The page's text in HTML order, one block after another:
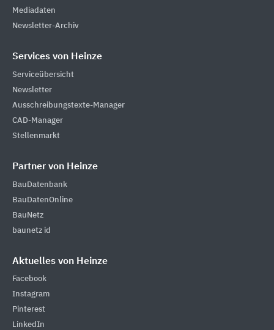
Mediadaten
Newsletter-Archiv
Services von Heinze
Serviceübersicht
Newsletter
Ausschreibungstexte-Manager
CAD-Manager
Stellenmarkt
Partner von Heinze
BauDatenbank
BauDatenOnline
BauNetz
baunetz id
Aktuelles von Heinze
Facebook
Instagram
Pinterest
LinkedIn